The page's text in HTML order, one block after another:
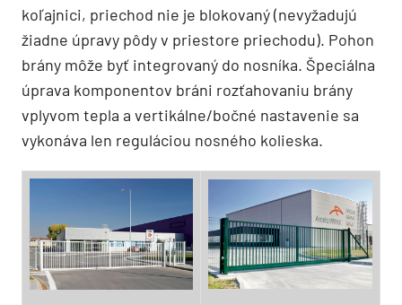
koľajnici, priechod nie je blokovaný (nevyžadujú
žiadne úpravy pôdy v priestore priechodu). Pohon
brány môže byť integrovaný do nosníka. Špeciálna
úprava komponentov bráni rozťahovaniu brány
vplyvom tepla a vertikálne/bočné nastavenie sa
vykonáva len reguláciou nosného kolieska.